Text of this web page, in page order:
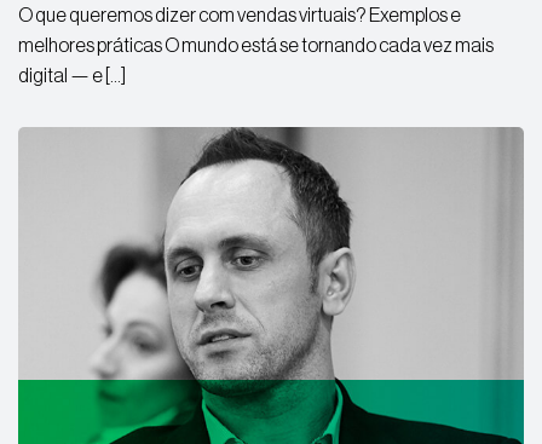
O que queremos dizer com vendas virtuais? Exemplos e
melhores práticas O mundo está se tornando cada vez mais
digital — e […]